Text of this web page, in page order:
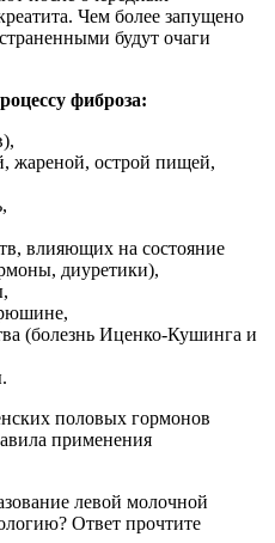
Чем более запущено
будут очаги
фиброза:
жареной, острой пищей,
влияющих на состояние
диуретики),
(болезнь Иценко-Кушинга и
половых гормонов
применения
левой молочной
Ответ прочтите